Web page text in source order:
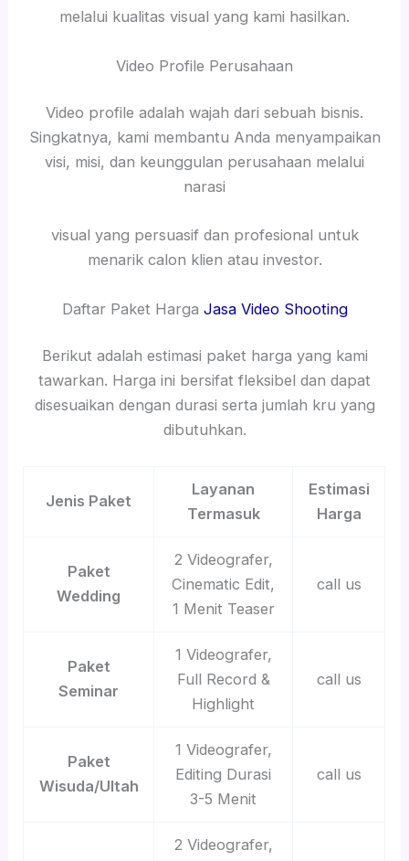
melalui kualitas visual yang kami hasilkan.
Video Profile Perusahaan
Video profile adalah wajah dari sebuah bisnis.
Singkatnya, kami membantu Anda menyampaikan
visi, misi, dan keunggulan perusahaan melalui
narasi
visual yang persuasif dan profesional untuk
menarik calon klien atau investor.
Daftar Paket Harga Jasa Video Shooting
Berikut adalah estimasi paket harga yang kami
tawarkan. Harga ini bersifat fleksibel dan dapat
disesuaikan dengan durasi serta jumlah kru yang
dibutuhkan.
Jenis Paket
Layanan
Termasuk
Estimasi
Harga
Paket
Wedding
2 Videografer,
Cinematic Edit,
1 Menit Teaser
call us
Paket
Seminar
1 Videografer,
Full Record &
Highlight
call us
Paket
Wisuda/Ultah
1 Videografer,
Editing Durasi
3-5 Menit
call us
2 Videografer,